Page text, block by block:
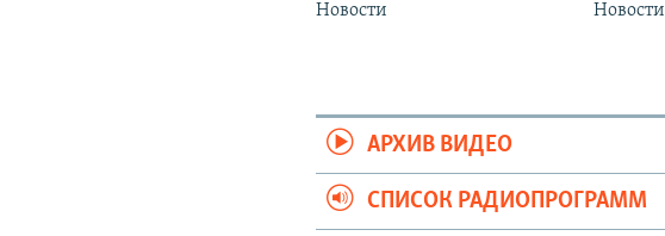
Новости Новости
АРХИВ ВИДЕО
СПИСОК РАДИОПРОГРАММ